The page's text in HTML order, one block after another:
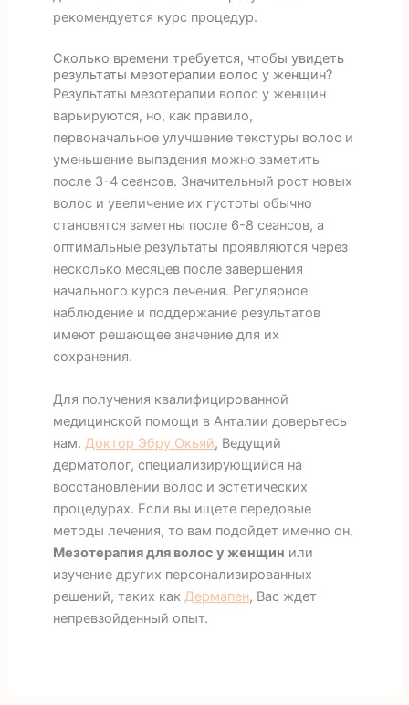
рекомендуется курс процедур.
Сколько времени требуется, чтобы увидеть
результаты мезотерапии волос у женщин?
Результаты мезотерапии волос у женщин
варьируются, но, как правило,
первоначальное улучшение текстуры волос и
уменьшение выпадения можно заметить
после 3-4 сеансов. Значительный рост новых
волос и увеличение их густоты обычно
становятся заметны после 6-8 сеансов, а
оптимальные результаты проявляются через
несколько месяцев после завершения
начального курса лечения. Регулярное
наблюдение и поддержание результатов
имеют решающее значение для их
сохранения.
Для получения квалифицированной
медицинской помощи в Анталии доверьтесь
нам. Доктор Эбру Окьяй, Ведущий
дерматолог, специализирующийся на
восстановлении волос и эстетических
процедурах. Если вы ищете передовые
методы лечения, то вам подойдет именно он.
Мезотерапия для волос у женщин или
изучение других персонализированных
решений, таких как Дермапен, Вас ждет
непревзойденный опыт.